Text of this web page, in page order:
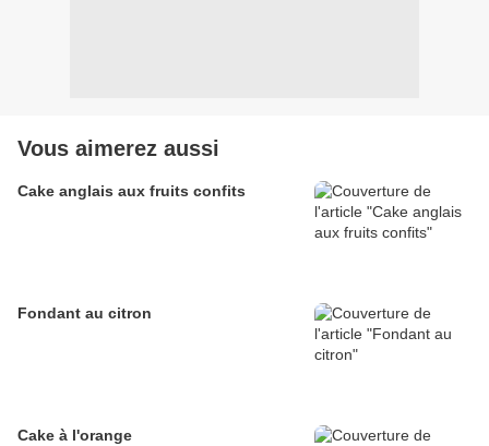
Vous aimerez aussi
Cake anglais aux fruits confits
Fondant au citron
Cake à l'orange